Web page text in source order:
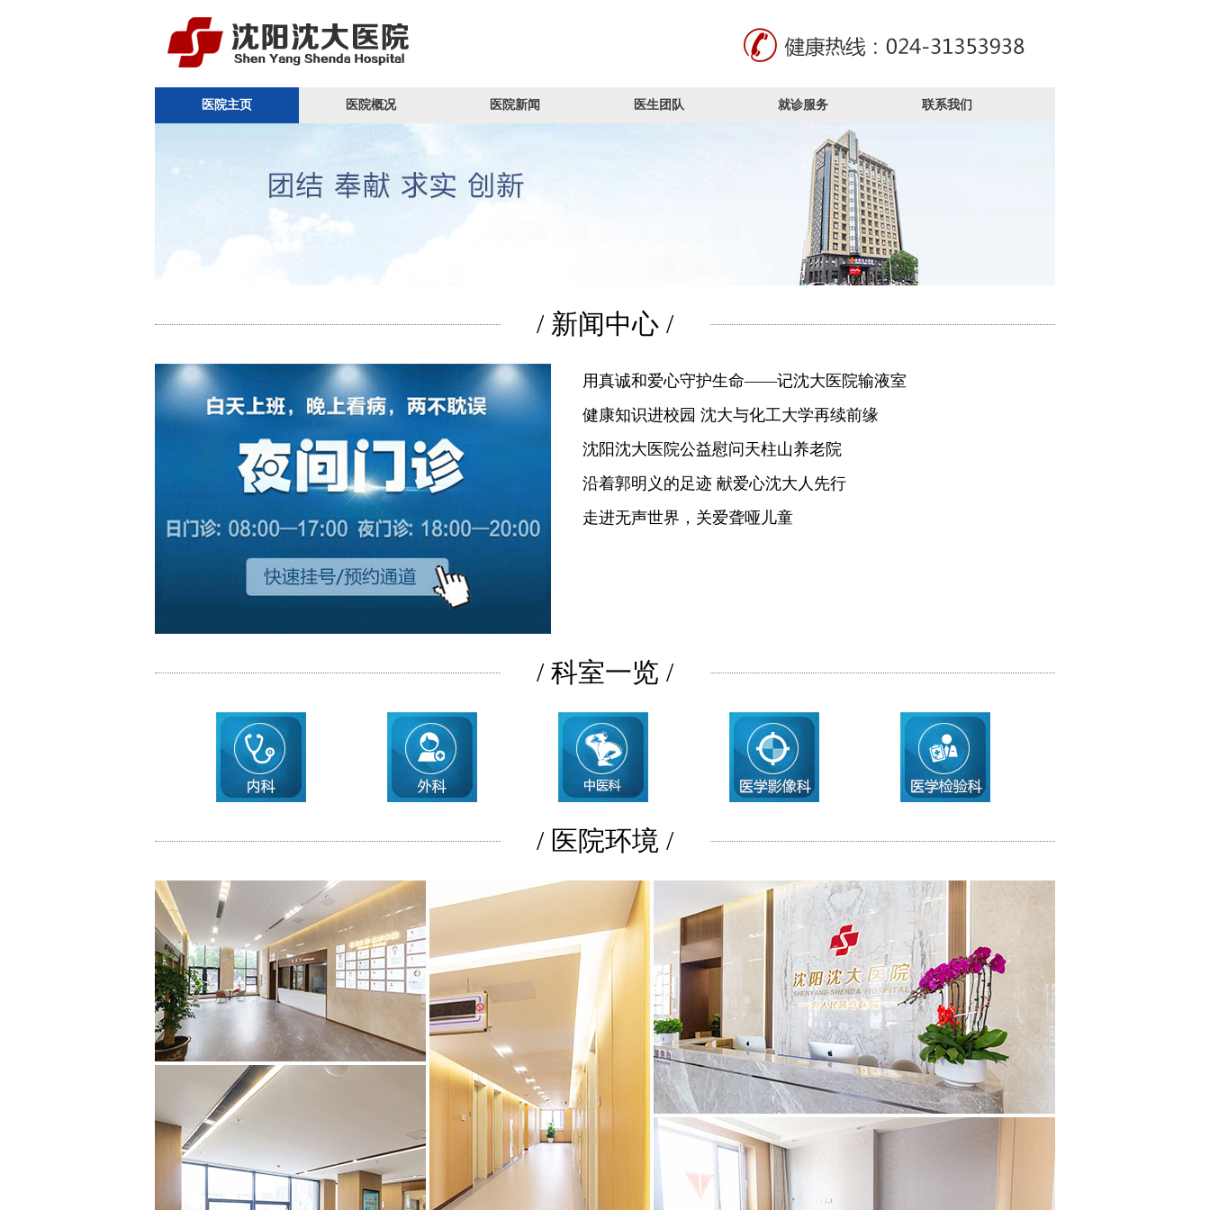
医院主页 医院概况 医院新闻 医生团队 就诊服务 联系我们
/ 新闻中心 /
用真诚和爱心守护生命——记沈大医院输液室
健康知识进校园 沈大与化工大学再续前缘
沈阳沈大医院公益慰问天柱山养老院
沿着郭明义的足迹 献爱心沈大人先行
走进无声世界，关爱聋哑儿童
/ 科室一览 /
/ 医院环境 /